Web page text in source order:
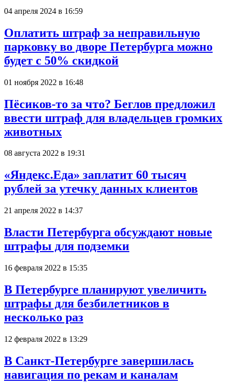
04 апреля 2024 в 16:59
Оплатить штраф за неправильную
парковку во дворе Петербурга можно
будет с 50% скидкой
01 ноября 2022 в 16:48
Пёсиков-то за что? Беглов предложил
ввести штраф для владельцев громких
животных
08 августа 2022 в 19:31
«Яндекс.Еда» заплатит 60 тысяч
рублей за утечку данных клиентов
21 апреля 2022 в 14:37
Власти Петербурга обсуждают новые
штрафы для подземки
16 февраля 2022 в 15:35
В Петербурге планируют увеличить
штрафы для безбилетников в
несколько раз
12 февраля 2022 в 13:29
В Санкт-Петербурге завершилась
навигация по рекам и каналам